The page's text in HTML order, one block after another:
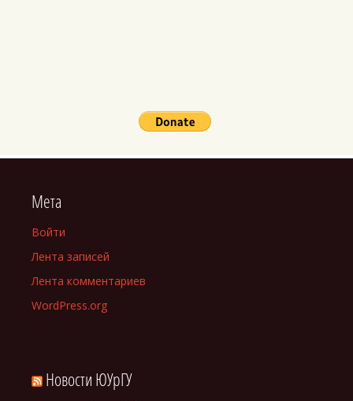
Мета
Войти
Лента записей
Лента комментариев
WordPress.org
Новости ЮУрГУ